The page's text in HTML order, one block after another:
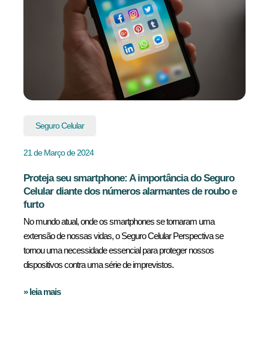
Seguro Celular
21 de Março de 2024
Proteja seu smartphone: A importância do Seguro
Celular diante dos números alarmantes de roubo e
furto
No mundo atual, onde os smartphones se tornaram uma
extensão de nossas vidas, o Seguro Celular Perspectiva se
tornou uma necessidade essencial para proteger nossos
dispositivos contra uma série de imprevistos.
» leia mais